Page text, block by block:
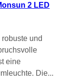
2 LED
und
eine
Die...